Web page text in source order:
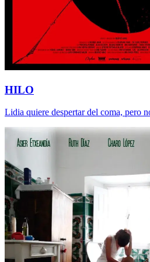
HILO
Lidia quiere despertar del coma, pero